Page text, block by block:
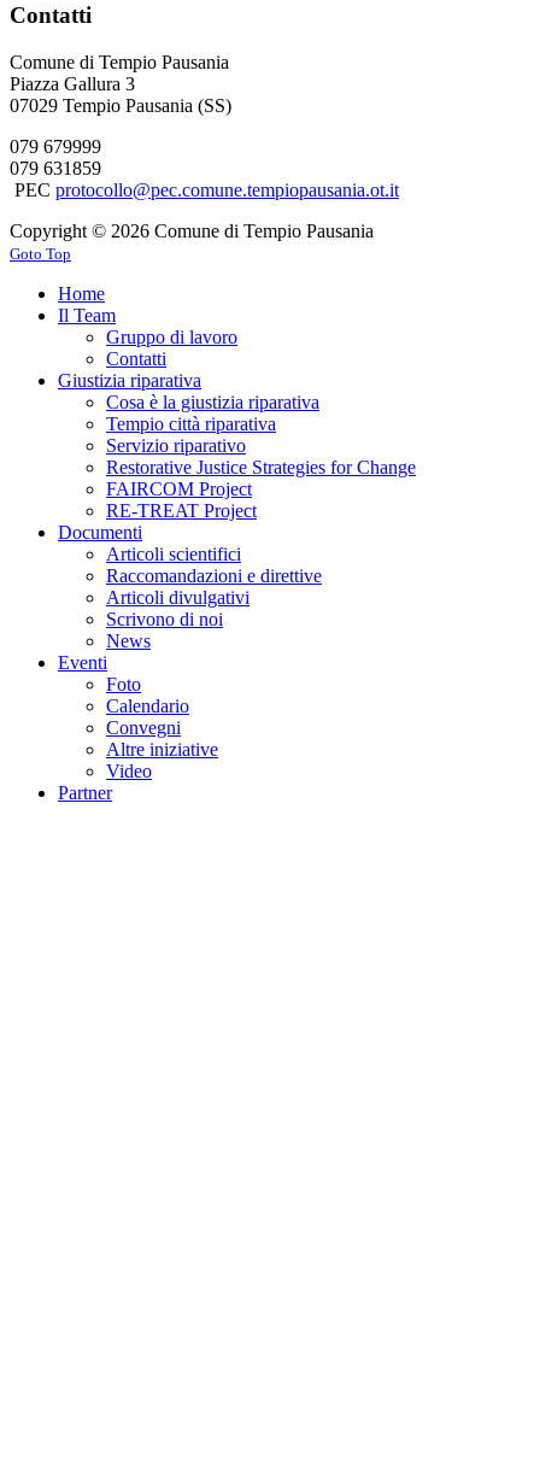
Contatti
Comune di Tempio Pausania
Piazza Gallura 3
07029 Tempio Pausania (SS)
079 679999
079 631859
PEC protocollo@pec.comune.tempiopausania.ot.it
Copyright © 2026 Comune di Tempio Pausania
Goto Top
Home
Il Team
Gruppo di lavoro
Contatti
Giustizia riparativa
Cosa è la giustizia riparativa
Tempio città riparativa
Servizio riparativo
Restorative Justice Strategies for Change
FAIRCOM Project
RE-TREAT Project
Documenti
Articoli scientifici
Raccomandazioni e direttive
Articoli divulgativi
Scrivono di noi
News
Eventi
Foto
Calendario
Convegni
Altre iniziative
Video
Partner